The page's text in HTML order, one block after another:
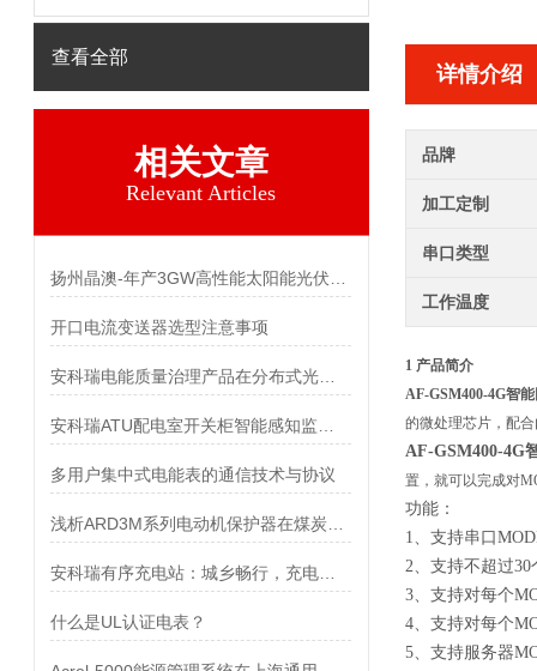
查看全部
相关文章
Relevant Articles
开口电流变送器选型注意事项
多用户集中式电能表的通信技术与协议
什么是UL认证电表？
详情介绍
品牌
加工定制
串口类型
工作温度
1 产品简介
AF-GSM400-4G智
的微处理芯片，配
AF-GSM400-4G
置，就可以完成对
功能：
1、支持串口
2、支持不超过30
3、支持对每个
4、支持对每个
5、支持服务器